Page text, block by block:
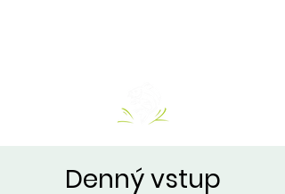
Denný vstup